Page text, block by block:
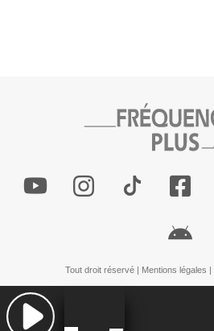
Tout droit réservé | Mentions légales |